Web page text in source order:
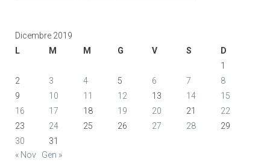
Dicembre 2019
L
M M G V S
D
1
2
3 4 5 6 7
8
9
10 11 12 13 14
15
16
17 18 19 20 21
22
23
24 25 26 27 28
29
30
31
« Nov
Gen »